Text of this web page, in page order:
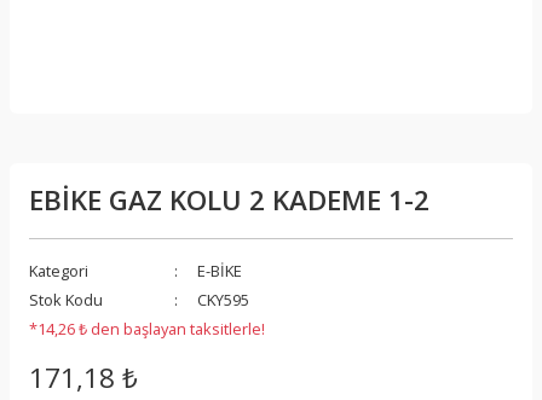
EBİKE GAZ KOLU 2 KADEME 1-2
Kategori
E-BİKE
Stok Kodu
CKY595
*14,26 ₺ den başlayan taksitlerle!
171,18 ₺